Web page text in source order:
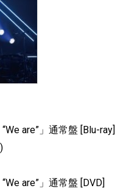
are”」通常盤 [Blu-ray]
are”」通常盤 [DVD]